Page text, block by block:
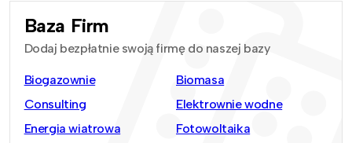
Baza Firm
Dodaj bezpłatnie swoją firmę do naszej bazy
Biogazownie
Biomasa
Consulting
Elektrownie wodne
Energia wiatrowa
Fotowoltaika